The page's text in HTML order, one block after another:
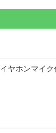
ヤホンマイク